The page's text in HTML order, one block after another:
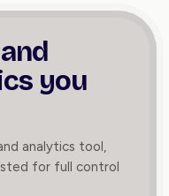
you
analytics tool,
for full control